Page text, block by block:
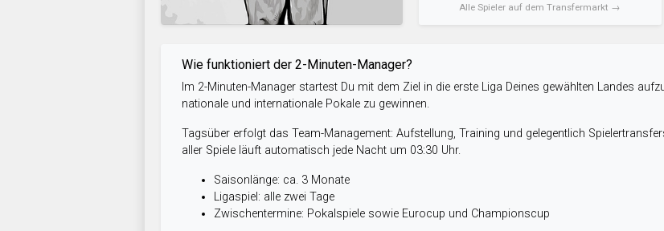
Alle Spieler auf dem Transfermarkt →
Wie funktioniert der 2-Minuten-Manager?
Im 2-Minuten-Manager startest Du mit dem Ziel in die erste Liga Deines gewählten Landes
nationale und internationale Pokale zu gewinnen.
Tagsüber erfolgt das Team-Management: Aufstellung, Training und gelegentlich
aller Spiele läuft automatisch jede Nacht um 03:30 Uhr.
Saisonlänge: ca. 3 Monate
Ligaspiel: alle zwei Tage
Zwischentermine: Pokalspiele sowie Eurocup und Championscup